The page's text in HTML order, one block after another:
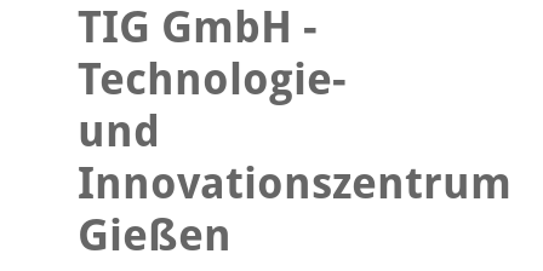
TIG GmbH -
Technologie-
und
Innovationszentrum
Gießen